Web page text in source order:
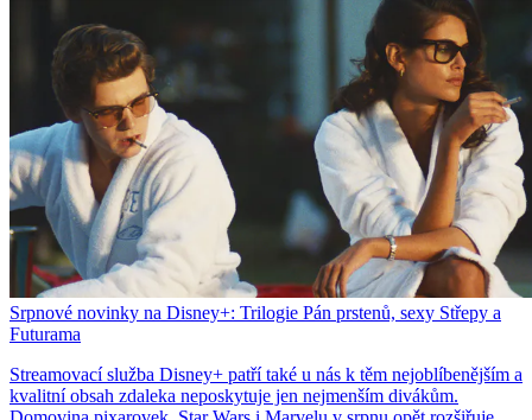
Srpnové novinky na Disney+: Trilogie Pán prstenů, sexy Střepy a
Futurama
Streamovací služba Disney+ patří také u nás k těm nejoblíbenějším a
kvalitní obsah zdaleka neposkytuje jen nejmenším divákům.